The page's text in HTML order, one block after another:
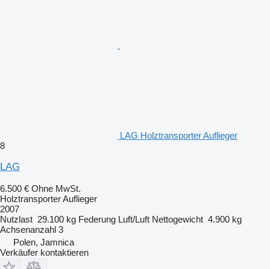
LAG Holztransporter Auflieger
8
LAG
6.500 € Ohne MwSt.
Holztransporter Auflieger
2007
Nutzlast 29.100 kg Federung Luft/Luft Nettogewicht 4.900 kg
Achsenanzahl 3
Polen, Jamnica
Verkäufer kontaktieren